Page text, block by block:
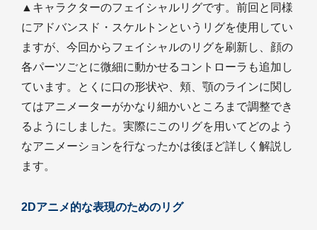
▲キャラクターのフェイシャルリグです。前回と同様
にアドバンスド・スケルトンというリグを使用してい
ますが、今回からフェイシャルのリグを刷新し、顔の
各パーツごとに微細に動かせるコントローラも追加し
ています。とくに口の形状や、頬、顎のラインに関し
てはアニメーターがかなり細かいところまで調整でき
るようにしました。実際にこのリグを用いてどのよう
なアニメーションを行なったかは後ほど詳しく解説し
ます。
2Dアニメ的な表現のためのリグ